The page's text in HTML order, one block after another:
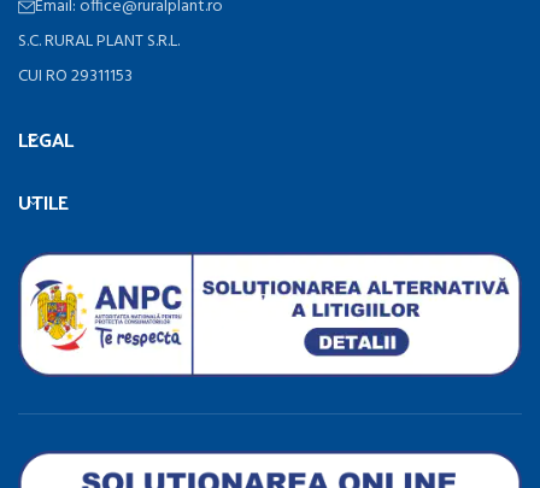
Email: office@ruralplant.ro
S.C. RURAL PLANT S.R.L.
CUI RO 29311153
LEGAL
UTILE